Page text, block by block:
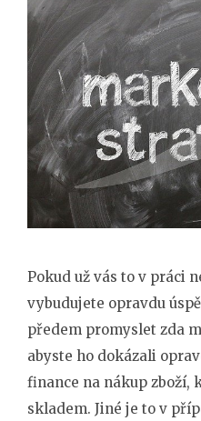
Pokud už vás to v práci
vybudujete opravdu
předem promyslet zda
abyste ho dokázali
finance na nákup zboží,
skladem. Jiné je to v